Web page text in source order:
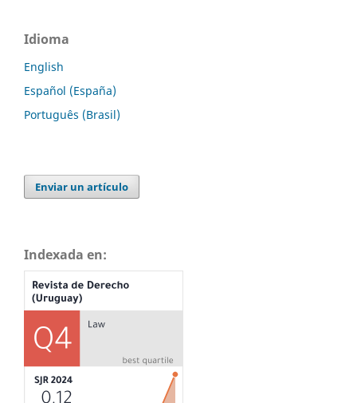
Idioma
English
Español (España)
Português (Brasil)
Enviar un artículo
Indexada en: